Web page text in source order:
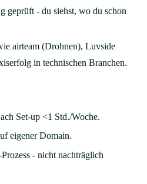
geprüft - du siehst, wo du schon
airteam (Drohnen), Luvside
in technischen Branchen.
Set-up <1 Std./Woche.
eigener Domain.
- nicht nachträglich